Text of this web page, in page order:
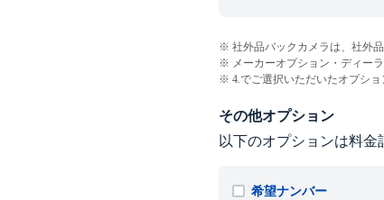
社外品バックカメラは、社外
メーカーオプション・ディー
4.でご選択いただいたオプシ
その他オプション
以下のオプションは料金
希望ナンバー